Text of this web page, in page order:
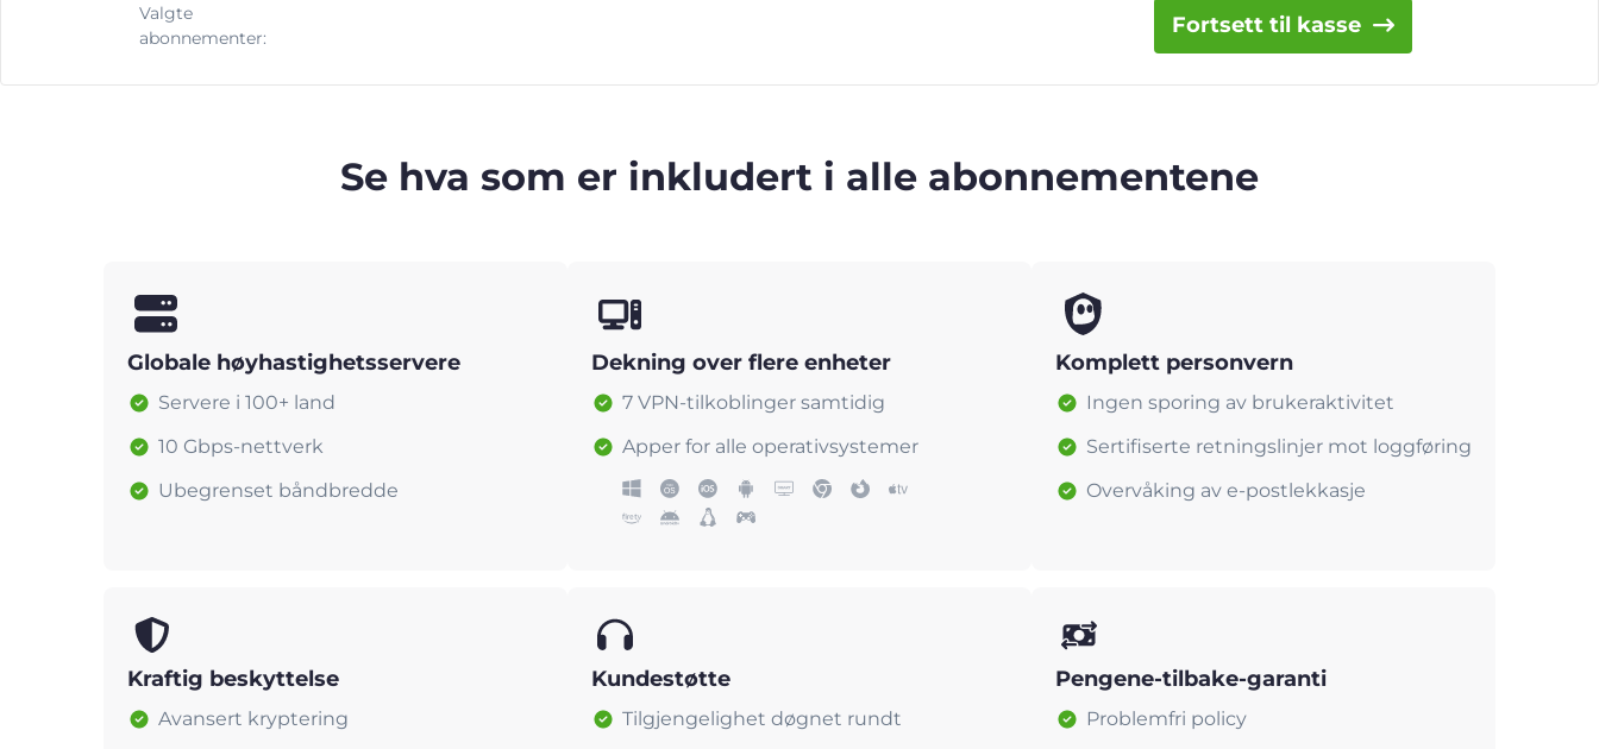
Valgte
abonnementer:
Fortsett til kasse
Se hva som er inkludert i alle abonnementene
Globale høyhastighetsservere
Servere i 100+ land
10 Gbps-nettverk
Ubegrenset båndbredde
Dekning over flere enheter
7 VPN-tilkoblinger samtidig
Apper for alle operativsystemer
Komplett personvern
Ingen sporing av brukeraktivitet
Sertifiserte retningslinjer mot loggføring
Overvåking av e-postlekkasje
Kraftig beskyttelse
Avansert kryptering
Kundestøtte
Tilgjengelighet døgnet rundt
Pengene-tilbake-garanti
Problemfri policy